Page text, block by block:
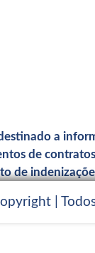
a
de
de
|